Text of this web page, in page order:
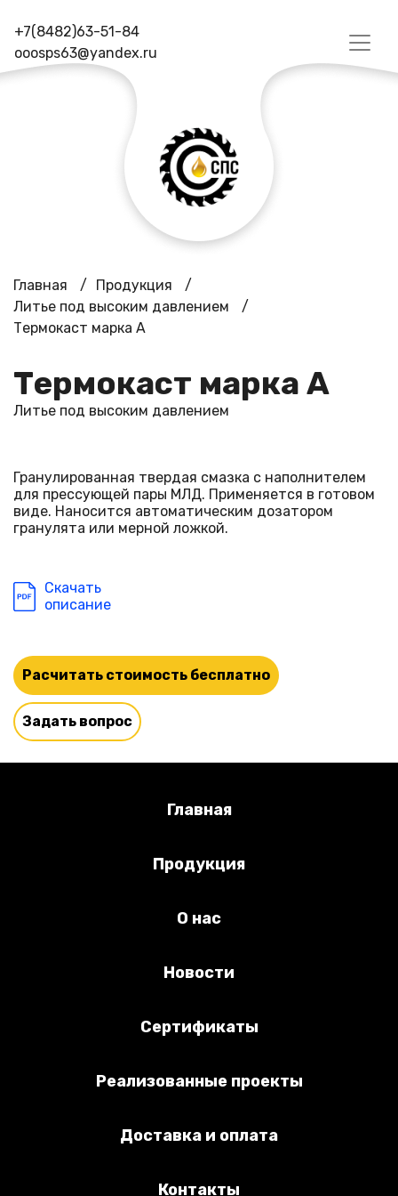
+7(8482)63-51-84
ooosps63@yandex.ru
Главная / Продукция
/
Литье под высоким давлением
/
Термокаст марка А
Термокаст марка А
Литье под высоким давлением
Гранулированная твердая смазка с наполнителем
для прессующей пары МЛД. Применяется в готовом
виде. Наносится автоматическим дозатором
гранулята или мерной ложкой.
Скачать
описание
Расчитать стоимость бесплатно
Задать вопрос
Главная
Продукция
О нас
Новости
Сертификаты
Реализованные проекты
Доставка и оплата
Контакты